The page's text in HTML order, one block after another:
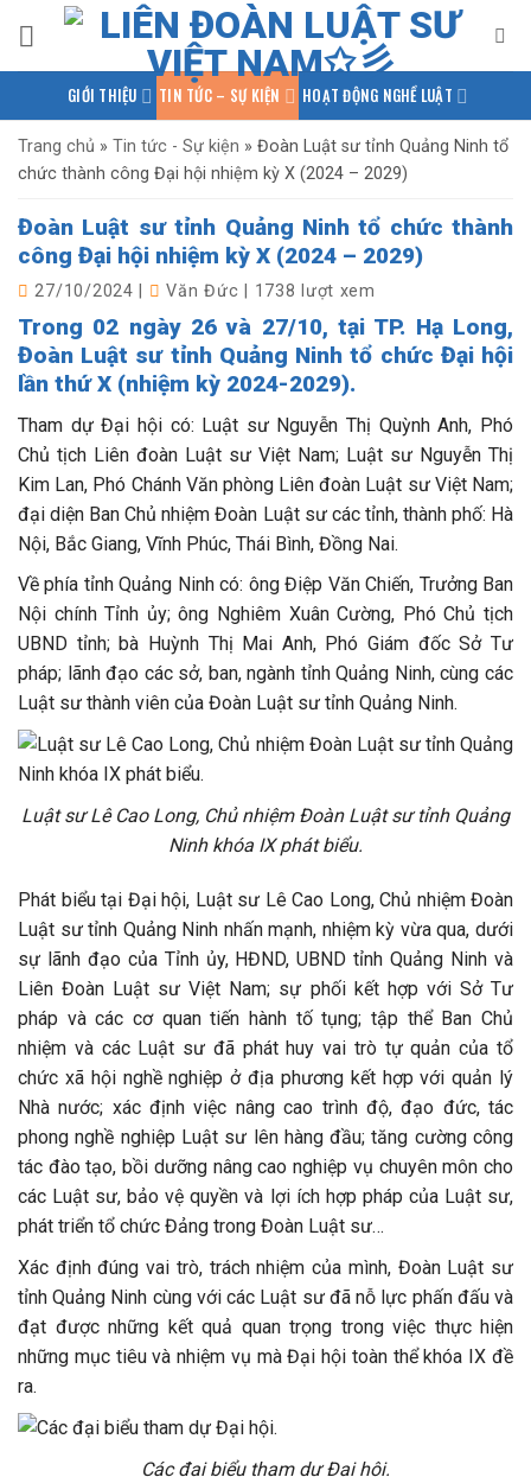
qua
nội
GIỚI THIỆU TIN TỨC – SỰ KIỆN HOẠT ĐỘNG NGHỀ LUẬT
PHÁP LUẬT QUỐC TẾ NGHIÊN CỨU – TRAO ĐỔI
Trang chủ » Tin tức - Sự kiện » Đoàn Luật sư tỉnh Quảng Ninh tổ
chức thành công Đại hội nhiệm kỳ X (2024 – 2029)
Đoàn Luật sư tỉnh Quảng Ninh tổ chức thành
công Đại hội nhiệm kỳ X (2024 – 2029)
27/10/2024 Văn Đức 1738 lượt xem
Trong 02 ngày 26 và 27/10, tại TP. Hạ Long,
Đoàn Luật sư tỉnh Quảng Ninh tổ chức Đại hội
lần thứ X (nhiệm kỳ 2024-2029).
Tham dự Đại hội có: Luật sư Nguyễn Thị Quỳnh Anh, Phó
Chủ tịch Liên đoàn Luật sư Việt Nam; Luật sư Nguyễn Thị
Kim Lan, Phó Chánh Văn phòng Liên đoàn Luật sư Việt Nam;
đại diện Ban Chủ nhiệm Đoàn Luật sư các tỉnh, thành phố: Hà
Nội, Bắc Giang, Vĩnh Phúc, Thái Bình, Đồng Nai.
Về phía tỉnh Quảng Ninh có: ông Điệp Văn Chiến, Trưởng Ban
Nội chính Tỉnh ủy; ông Nghiêm Xuân Cường, Phó Chủ tịch
UBND tỉnh; bà Huỳnh Thị Mai Anh, Phó Giám đốc Sở Tư
pháp; lãnh đạo các sở, ban, ngành tỉnh Quảng Ninh, cùng các
Luật sư thành viên của Đoàn Luật sư tỉnh Quảng Ninh.
Luật sư Lê Cao Long, Chủ nhiệm Đoàn Luật sư tỉnh Quảng
Ninh khóa IX phát biểu.
Phát biểu tại Đại hội, Luật sư Lê Cao Long, Chủ nhiệm Đoàn
Luật sư tỉnh Quảng Ninh nhấn mạnh, nhiệm kỳ vừa qua, dưới
sự lãnh đạo của Tỉnh ủy, HĐND, UBND tỉnh Quảng Ninh và
Liên Đoàn Luật sư Việt Nam; sự phối kết hợp với Sở Tư
pháp và các cơ quan tiến hành tố tụng; tập thể Ban Chủ
nhiệm và các Luật sư đã phát huy vai trò tự quản của tổ
chức xã hội nghề nghiệp ở địa phương kết hợp với quản lý
Nhà nước; xác định việc nâng cao trình độ, đạo đức, tác
phong nghề nghiệp Luật sư lên hàng đầu; tăng cường công
tác đào tạo, bồi dưỡng nâng cao nghiệp vụ chuyên môn cho
các Luật sư, bảo vệ quyền và lợi ích hợp pháp của Luật sư,
phát triển tổ chức Đảng trong Đoàn Luật sư…
Xác định đúng vai trò, trách nhiệm của mình, Đoàn Luật sư
tỉnh Quảng Ninh cùng với các Luật sư đã nỗ lực phấn đấu và
đạt được những kết quả quan trọng trong việc thực hiện
những mục tiêu và nhiệm vụ mà Đại hội toàn thể khóa IX đề
ra.
Các đại biểu tham dự Đại hội.